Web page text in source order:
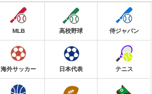
MLB 高校野球 侍ジャパン
海外サッカー 日本代表 テニス